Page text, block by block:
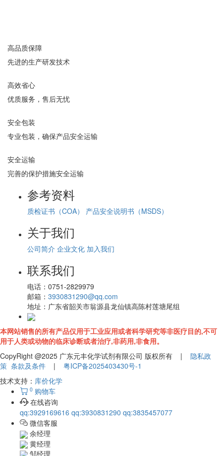
高品质保障
先进的生产研发技术
高效省心
优质服务，售后无忧
安全包装
专业包装，确保产品安全运输
安全运输
完善的保护措施安全运输
参考资料
质检证书（COA） 产品安全说明书（MSDS）
关于我们
公司简介 企业文化 加入我们
联系我们
电话： 0751-2829979
邮箱： 3930831290@qq.com
地址： 广东省韶关市翁源县龙仙镇高陈村莲塘尾组
本网站销售的所有产品仅用于工业应用或者科学研究等非医疗目的,不可
用于人类或动物的临床诊断或者治疗,非药用,非食用。
CopyRight @2025 广东元丰化学试剂有限公司 版权所有 | 隐私政
策 条款及条件 | 粤ICP备2025403430号-1
技术支持： 库价化学
0 购物车
在线咨询
qq:3929169616 qq:3930831290 qq:3835457077
微信客服
余经理
黄经理
邹经理